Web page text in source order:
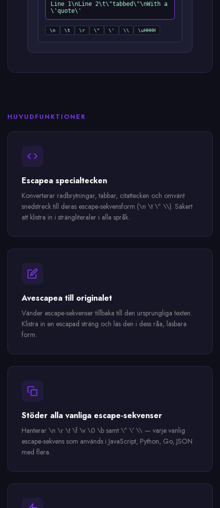
Line 1\nLine 2\t\"tabbed\"\nWith a
\'quote\'
\n \t \r \" \' \\ \uHHHH
HUVUDFUNKTIONER
Escapea specialtecken
Konverterar radbrytningar, tabbar, citattecken och omvänt
snedstreck till deras escape-sekvensform (\n \t \" \\). Säkert
att klistra in i strängliteraler i alla språk.
Avescapea till originalet
Vänder escape-sekvenser tillbaka till den ursprungliga texten.
Klistra in en escapad sträng och läs den i dess råa, läsbara
form.
Stöder alla vanliga escape-sekvenser
Hanterar \n \r \t \f \v \0 \b samt \" \' \\ — varje vanlig
escape-sekvens som används i JavaScript, Python, Go, JSON
med flera.